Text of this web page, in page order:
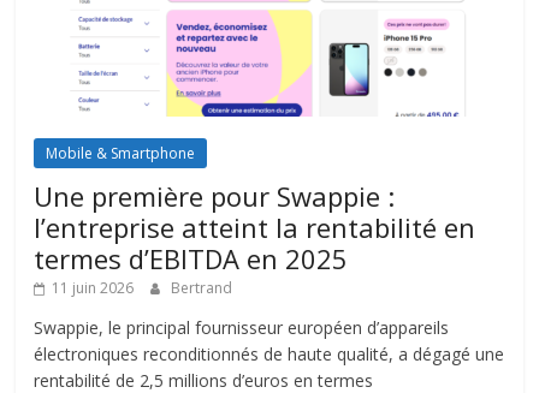
Mobile & Smartphone
Une première pour Swappie :
l’entreprise atteint la rentabilité en
termes d’EBITDA en 2025
11 juin 2026 Bertrand
Swappie, le principal fournisseur européen d’appareils
électroniques reconditionnés de haute qualité, a dégagé une
rentabilité de 2,5 millions d’euros en termes